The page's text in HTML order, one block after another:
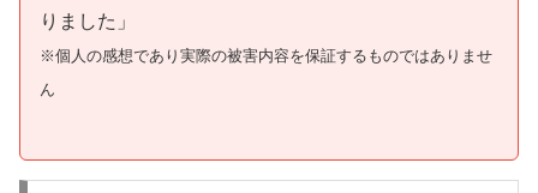
りました」
※個人の感想であり実際の被害内容を保証するものではありませ
ん